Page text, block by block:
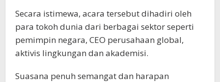
Secara istimewa, acara tersebut dihadiri oleh
para tokoh dunia dari berbagai sektor seperti
pemimpin negara, CEO perusahaan global,
aktivis lingkungan dan akademisi.
Suasana penuh semangat dan harapan